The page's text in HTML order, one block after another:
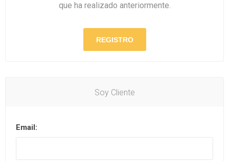
que ha realizado anteriormente.
Soy Cliente
Email: